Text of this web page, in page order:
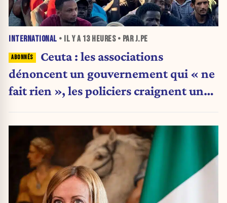
INTERNATIONAL • IL Y A 13 HEURES• PAR J.PE
Ceuta : les associations
dénoncent un gouvernement qui « ne
fait rien », les policiers craignent une